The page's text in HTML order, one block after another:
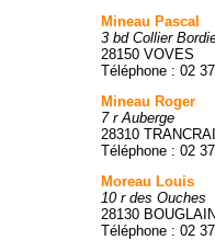
Mineau Pascal
3 bd Collier
28150 VOVES
Téléphone : 02
Mineau Roger
7 r Auberge
28310
Téléphone : 02
Moreau Louis
10 r des Ouches
28130
Téléphone : 02